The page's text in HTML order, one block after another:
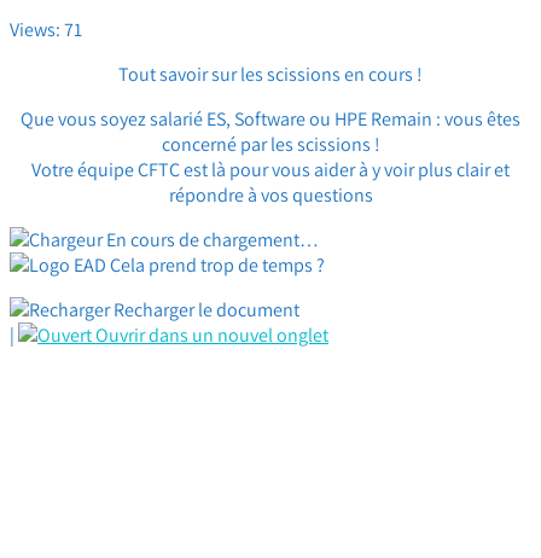
Views: 71
Tout savoir sur les scissions en cours !
Que vous soyez salarié ES, Software ou HPE Remain : vous êtes
concerné par les scissions !
Votre équipe CFTC est là pour vous aider à y voir plus clair et
répondre à vos questions
En cours de chargement…
Cela prend trop de temps ?
Recharger le document
|
Ouvrir dans un nouvel onglet